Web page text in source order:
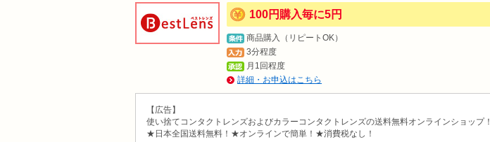
100円購入毎に5円
商品購入（リピートOK）
3分程度
月1回程度
詳細・お申込はこちら
【広告】
使い捨てコンタクトレンズおよびカラーコンタクトレンズの送料無料オンラインショップ！
★日本全国送料無料！★オンラインで簡単！★消費税なし！